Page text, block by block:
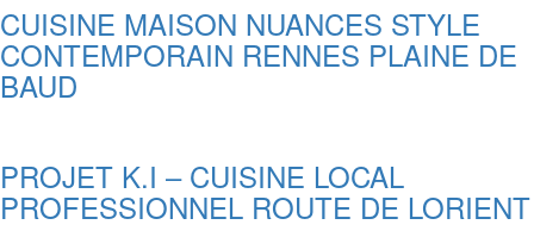
CUISINE MAISON NUANCES STYLE
CONTEMPORAIN RENNES PLAINE DE
BAUD
PROJET K.I – CUISINE LOCAL
PROFESSIONNEL ROUTE DE LORIENT